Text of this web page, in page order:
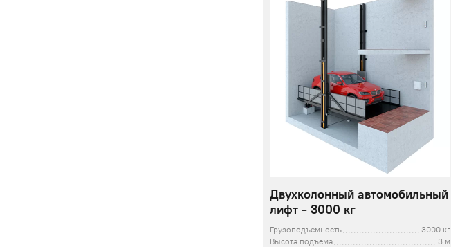
Двухколонный автомобильный
лифт - 3000 кг
Грузоподъемность
3000 кг
Высота подъема
3 м